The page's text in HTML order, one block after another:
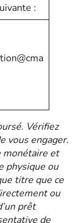
:
Vérifiez
vous engager.
monétaire et
physique ou
titre que ce
ou
prêt
de